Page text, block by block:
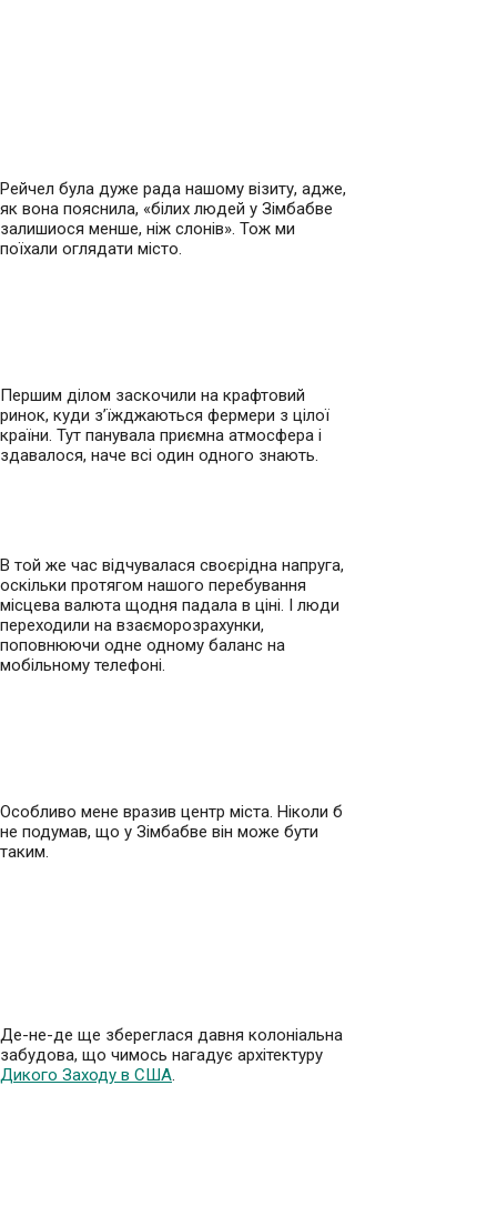
Рейчел була дуже рада нашому візиту, адже,
як вона пояснила, «білих людей у Зімбабве
залишиося менше, ніж слонів». Тож ми
поїхали оглядати місто.
Першим ділом заскочили на крафтовий
ринок, куди з’їжджаються фермери з цілої
країни. Тут панувала приємна атмосфера і
здавалося, наче всі один одного знають.
В той же час відчувалася своєрідна напруга,
оскільки протягом нашого перебування
місцева валюта щодня падала в ціні. І люди
переходили на взаєморозрахунки,
поповнюючи одне одному баланс на
мобільному телефоні.
Особливо мене вразив центр міста. Ніколи б
не подумав, що у Зімбабве він може бути
таким.
Де-не-де ще збереглася давня колоніальна
забудова, що чимось нагадує архітектуру
Дикого Заходу в США.